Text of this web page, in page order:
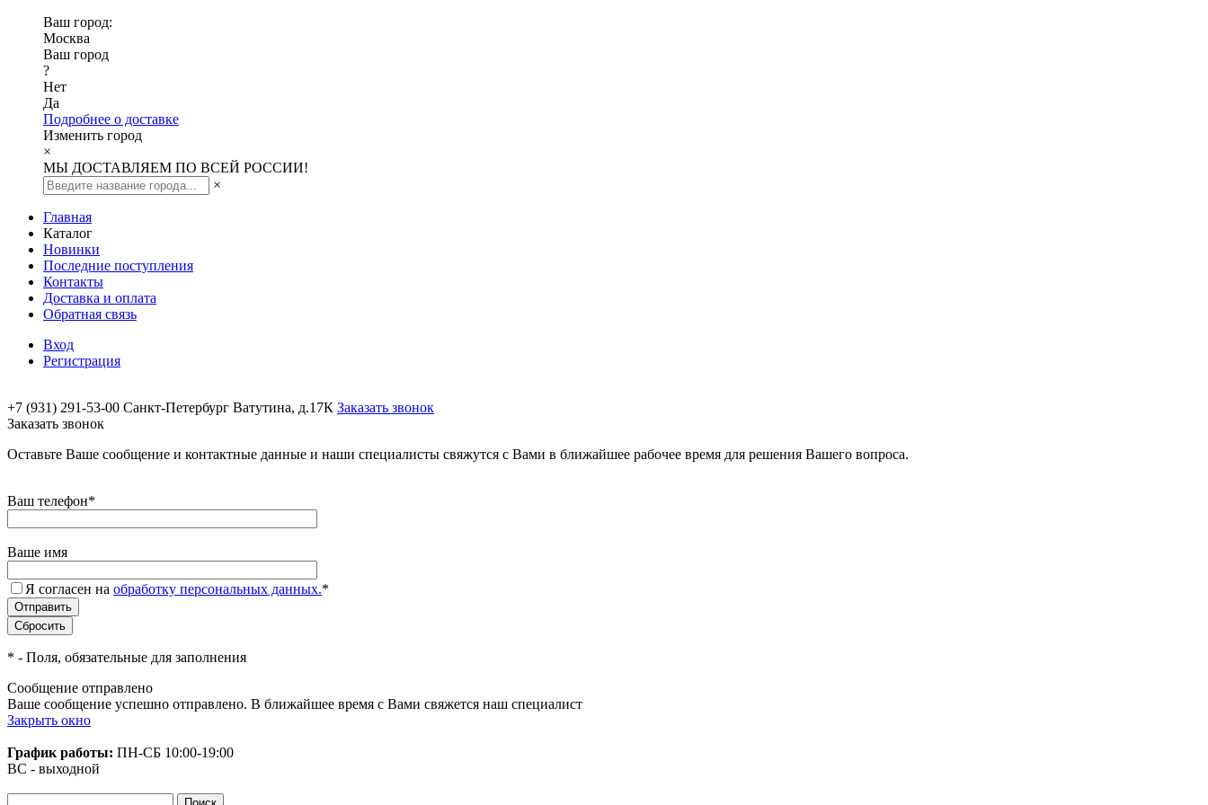
Ваш город:
Москва
Ваш город
?
Нет
Да
Подробнее о доставке
Изменить город
×
МЫ ДОСТАВЛЯЕМ ПО ВСЕЙ РОССИИ!
×
Главная
Каталог
Новинки
Последние поступления
Контакты
Доставка и оплата
Обратная связь
Вход
Регистрация
+7 (931) 291-53-00 Санкт-Петербург Ватутина, д.17К Заказать звонок
Заказать звонок
Оставьте Ваше сообщение и контактные данные и наши специалисты свяжутся с Вами в ближайшее рабочее время для решения Вашего вопроса.
Ваш телефон*
Ваше имя
Я согласен на обработку персональных данных.*
* - Поля, обязательные для заполнения
Сообщение отправлено
Ваше сообщение успешно отправлено. В ближайшее время с Вами свяжется наш специалист
Закрыть окно
График работы: ПН-СБ 10:00-19:00
ВС - выходной